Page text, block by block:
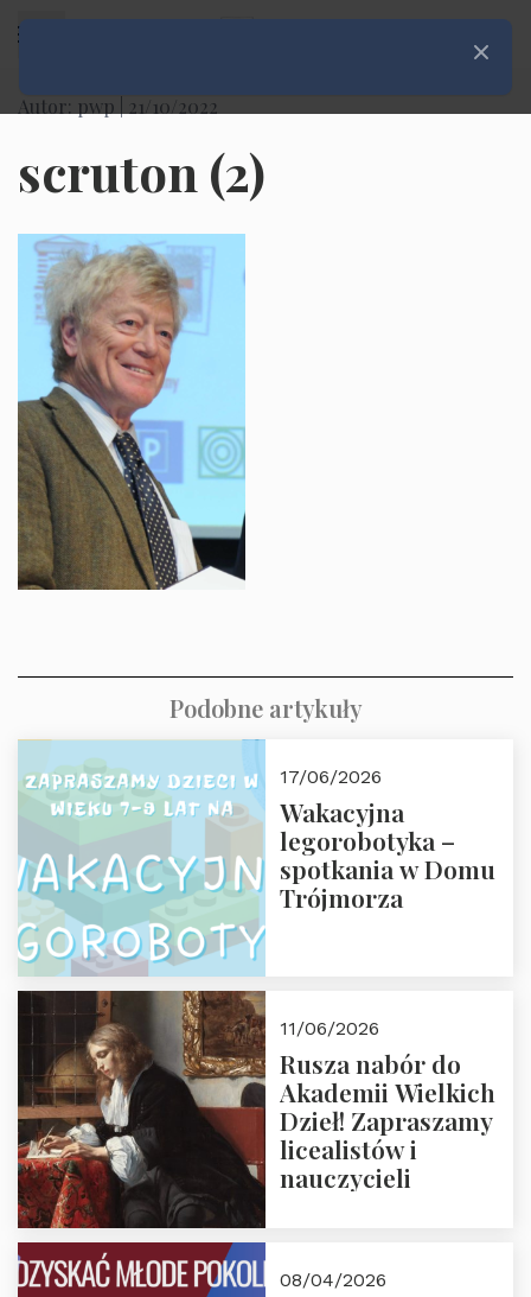
Autor: pwp | 21/10/2022
scruton (2)
Podobne artykuły
17/06/2026
Wakacyjna
legorobotyka –
spotkania w Domu
Trójmorza
11/06/2026
Rusza nabór do
Akademii Wielkich
Dzieł! Zapraszamy
licealistów i
nauczycieli
08/04/2026
Zamknij